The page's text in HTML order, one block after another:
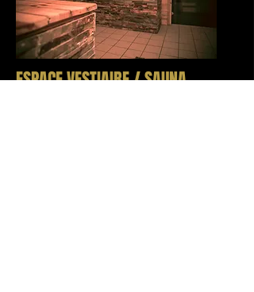
ESPACE VESTIAIRE / SAUNA